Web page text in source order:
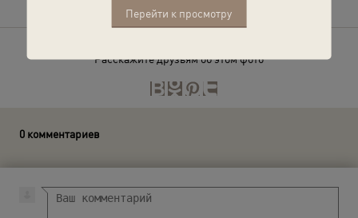
Перейти к просмотру
Расскажите друзьям об этом фото
0 комментариев